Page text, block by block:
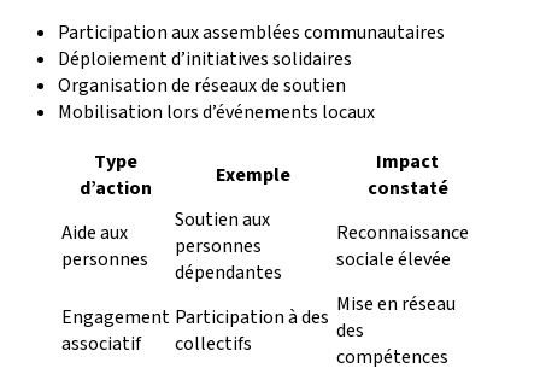
Participation aux assemblées communautaires
Déploiement d’initiatives solidaires
Organisation de réseaux de soutien
Mobilisation lors d’événements locaux
Type
d’action
Exemple
Impact
constaté
Aide aux
personnes
Soutien aux
personnes
dépendantes
Reconnaissance
sociale élevée
Engagement
associatif
Participation à des
collectifs
Mise en réseau
des
compétences